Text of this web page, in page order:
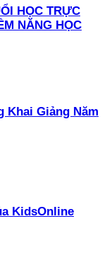
HỌC TRỰC
NĂNG HỌC
Khai Giảng Năm
KidsOnline